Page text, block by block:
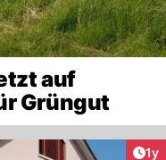
auf
Grüngut
1y